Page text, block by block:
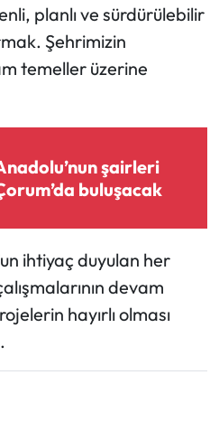
planlı ve sürdürülebilir
Şehrimizin
temeller üzerine
şairleri
buluşacak
ihtiyaç duyulan her
devam
hayırlı olması